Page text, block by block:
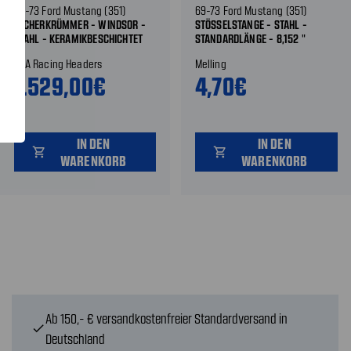
69-73 Ford Mustang (351)
FÄCHERKRÜMMER - WINDSOR -
STAHL - KERAMIKBESCHICHTET
JBA Racing Headers
1.529,00€
shopping_cart
IN DEN
WARENKORB
69-73 Ford Mustang (351)
STÖSSELSTANGE - STAHL - S
TANDARDLÄNGE - 8,152 "
Melling
4,70€
shopping_cart
IN DEN
WARENKORB
check
Ab 150,- € versandkostenfreier Standardversand in
Deutschland